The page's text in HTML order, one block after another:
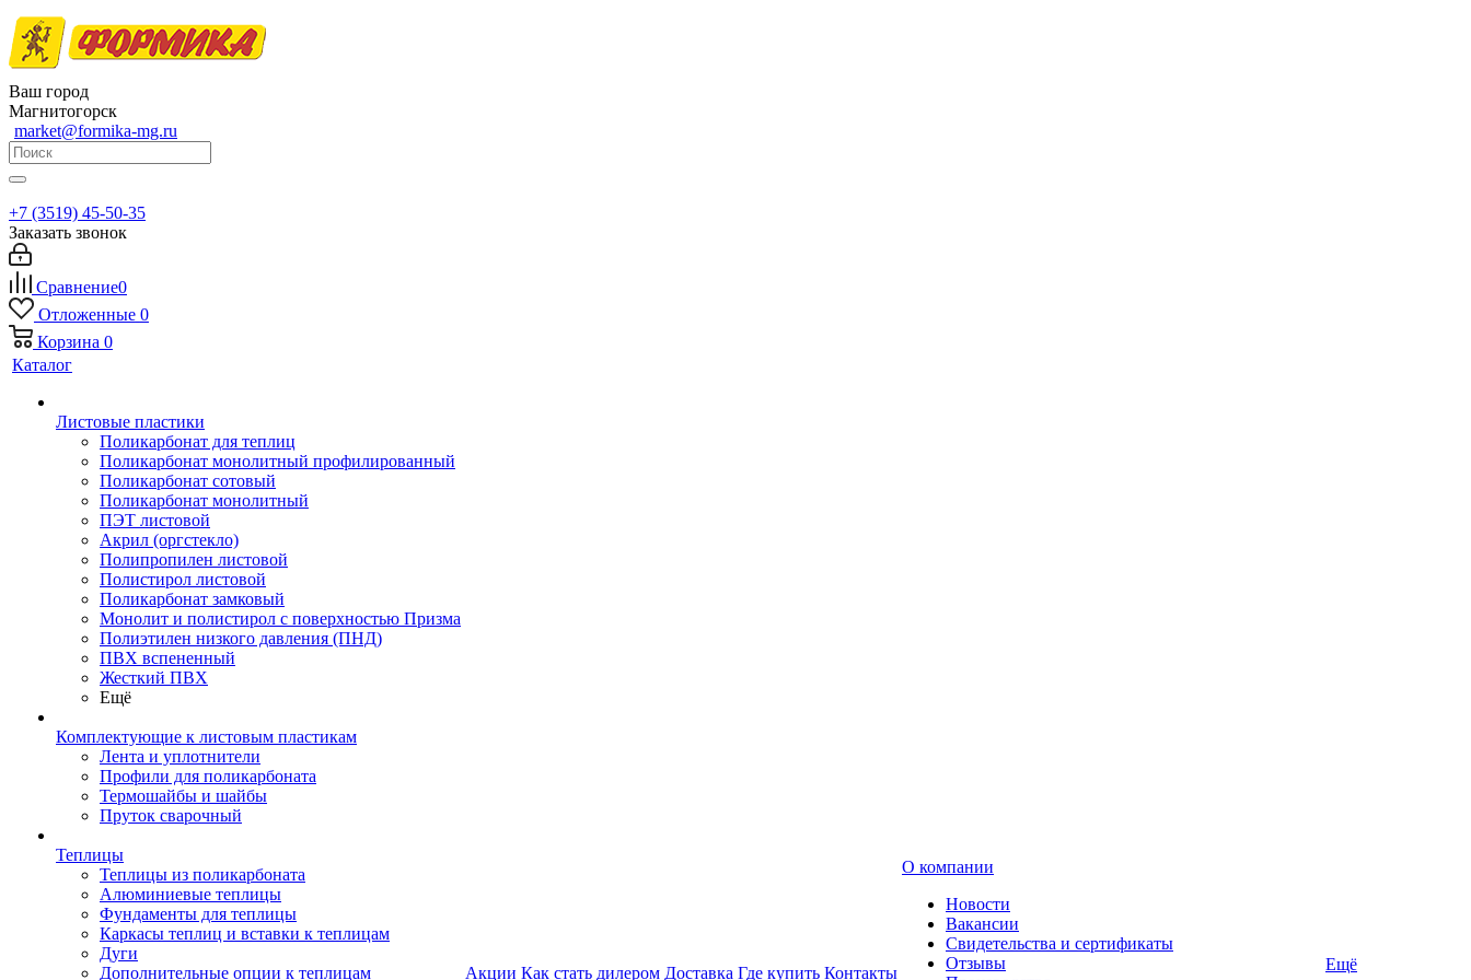
Ваш город
Магнитогорск
market@formika-mg.ru
+7 (3519) 45-50-35
Заказать звонок
Сравнение0
Отложенные 0
Корзина 0
Каталог
Листовые пластики
Поликарбонат для теплиц
Поликарбонат монолитный профилированный
Поликарбонат сотовый
Поликарбонат монолитный
ПЭТ листовой
Акрил (оргстекло)
Полипропилен листовой
Полистирол листовой
Поликарбонат замковый
Монолит и полистирол с поверхностью Призма
Полиэтилен низкого давления (ПНД)
ПВХ вспененный
Жесткий ПВХ
Ещё
Комплектующие к листовым пластикам
Лента и уплотнители
Профили для поликарбоната
Термошайбы и шайбы
Пруток сварочный
Теплицы
Теплицы из поликарбоната
Алюминиевые теплицы
Фундаменты для теплицы
Каркасы теплиц и вставки к теплицам
Дуги
Дополнительные опции к теплицам
Акции Как стать дилером Доставка Где купить Контакты
О компании
Новости
Вакансии
Свидетельства и сертификаты
Отзывы
Ещё